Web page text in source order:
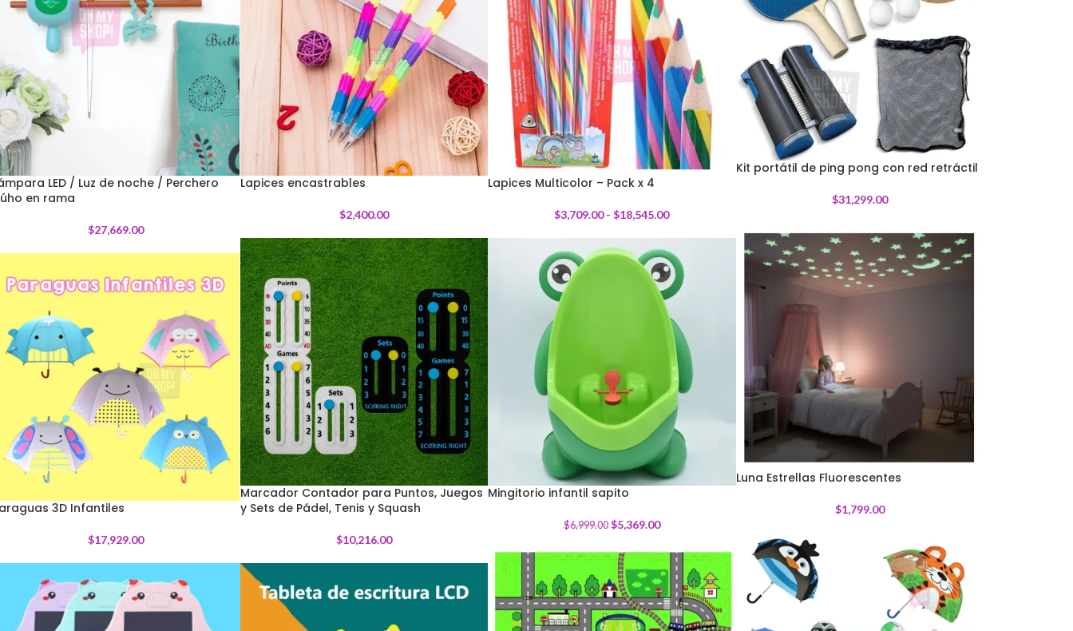
Kit portátil de ping pong con red retráctil
$31,299.00
LED / Luz de noche / Perchero
en rama
$27,669.00
Lapices encastrables
$2,400.00
Lapices Multicolor – Pack x 4
$3,709.00 - $18,545.00
Luna Estrellas Fluorescentes
$1,799.00
Marcador Contador para Puntos, Juegos
y Sets de Pádel, Tenis y Squash
$10,216.00
Mingitorio infantil sapito
$6,999.00 $5,369.00
3D Infantiles
$17,929.00